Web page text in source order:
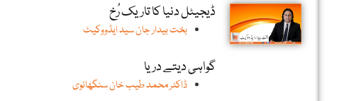
ڈیجیٹل دنیا کا تاریک رُخ
بخت بیدار جان سید ایڈووکیٹ
گواہی دیتے دریا
ڈاکٹر محمد طیب خان سنگھانوی